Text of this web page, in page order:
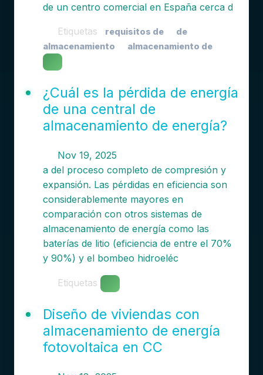
de un centro comercial en España cerca d
Etiquetas requisitos de
de
almacenamiento
almacenamiento de
¿Cuál es la pérdida de energía
de una central de
almacenamiento de energía?
Nov 19, 2025
a del proceso completo de compresión y
expansión. Las pérdidas en eficiencia son
considerablemente mayores en
comparación con otros sistemas de
almacenamiento de energía como las
baterías de litio (eficiencia de entre el 70%
y 90%) y el bombeo hidroeléc
Etiquetas
Diseño de viviendas con
almacenamiento de energía
fotovoltaica en CC